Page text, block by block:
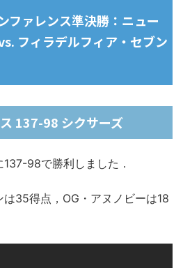
ファレンス準決勝：ニュー
フィラデルフィア・セブン
137-98 シクサーズ
98で勝利しました．
35得点，OG・アヌノビーは18